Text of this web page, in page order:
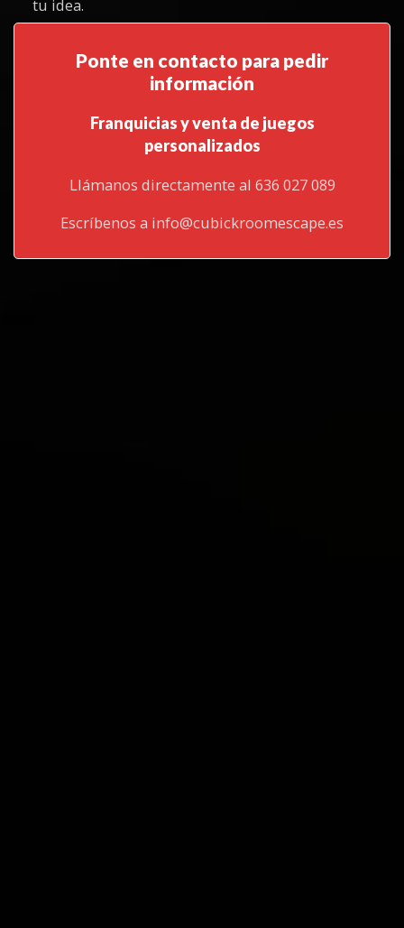
tu idea.
Ponte en contacto para pedir
información
Franquicias y venta de juegos
personalizados
Llámanos directamente al 636 027 089
Escríbenos a info@cubickroomescape.es